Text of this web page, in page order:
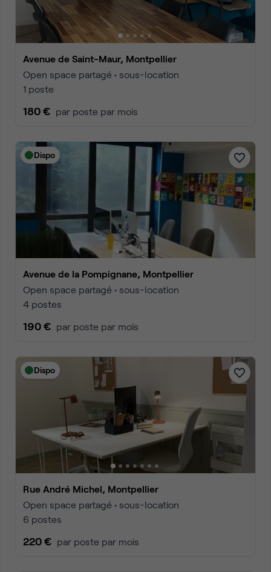
Avenue de Saint-Maur, Montpellier
Open space partagé • sous-location
1 poste
180 € par poste par mois
Dispo
Avenue de la Pompignane, Montpellier
Open space partagé • sous-location
4 postes
190 € par poste par mois
Dispo
Rue André Michel, Montpellier
Open space partagé • sous-location
6 postes
220 € par poste par mois